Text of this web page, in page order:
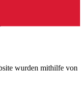
wurden mithilfe von